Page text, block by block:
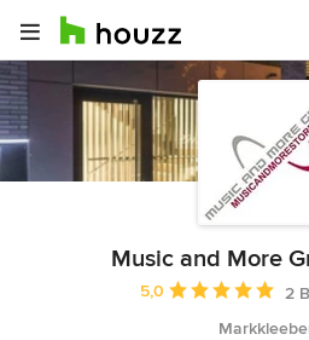
Music and More
Durchschnittliche
5,0
2